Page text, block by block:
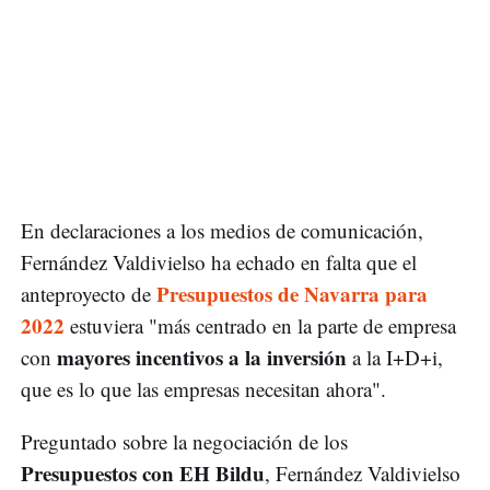
En declaraciones a los medios de comunicación,
Fernández Valdivielso ha echado en falta que el
anteproyecto de Presupuestos de Navarra para
2022 estuviera "más centrado en la parte de empresa
con mayores incentivos a la inversión a la I+D+i,
que es lo que las empresas necesitan ahora".
Preguntado sobre la negociación de los
Presupuestos con EH Bildu, Fernández Valdivielso